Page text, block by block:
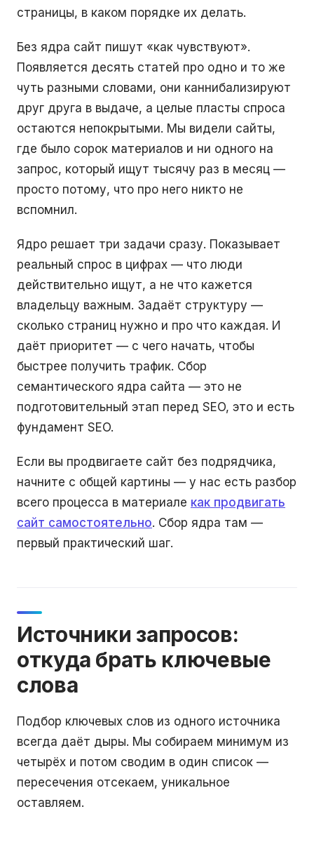
страницы, в каком порядке их делать.
Без ядра сайт пишут «как чувствуют».
Появляется десять статей про одно и то же
чуть разными словами, они каннибализируют
друг друга в выдаче, а целые пласты спроса
остаются непокрытыми. Мы видели сайты,
где было сорок материалов и ни одного на
запрос, который ищут тысячу раз в месяц —
просто потому, что про него никто не
вспомнил.
Ядро решает три задачи сразу. Показывает
реальный спрос в цифрах — что люди
действительно ищут, а не что кажется
владельцу важным. Задаёт структуру —
сколько страниц нужно и про что каждая. И
даёт приоритет — с чего начать, чтобы
быстрее получить трафик. Сбор
семантического ядра сайта — это не
подготовительный этап перед SEO, это и есть
фундамент SEO.
Если вы продвигаете сайт без подрядчика,
начните с общей картины — у нас есть разбор
всего процесса в материале как продвигать
сайт самостоятельно. Сбор ядра там —
первый практический шаг.
Источники запросов:
откуда брать ключевые
слова
Подбор ключевых слов из одного источника
всегда даёт дыры. Мы собираем минимум из
четырёх и потом сводим в один список —
пересечения отсекаем, уникальное
оставляем.